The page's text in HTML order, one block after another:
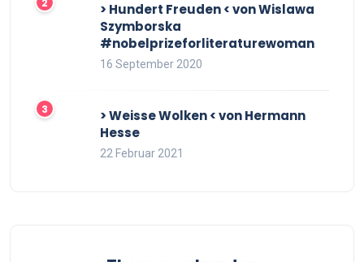
> Hundert Freuden < von Wislawa
Szymborska
#nobelprizeforliteraturewoman
16 September 2020
> Weisse Wolken < von Hermann
Hesse
22 Februar 2021